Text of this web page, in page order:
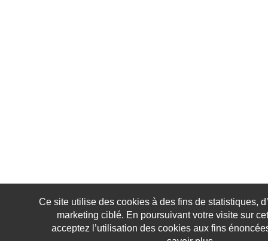
Ce site utilise des cookies à des fins de statistiques,
marketing ciblé. En poursuivant votre visite sur
acceptez l’utilisation des cookies aux fins